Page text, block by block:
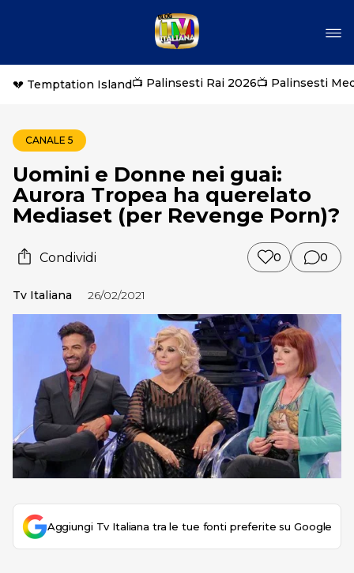
💔 Temptation Island📺 Palinsesti Rai 2026📺 Palinsesti
CANALE 5
Uomini e Donne nei guai:
Aurora Tropea ha querelato
Mediaset (per Revenge Porn)?
Condividi 0 0
Tv Italiana 26/02/2021
Aggiungi Tv Italiana tra le tue fonti preferite su Google